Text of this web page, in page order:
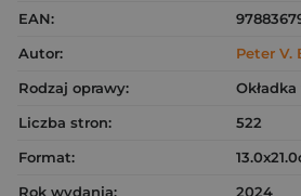
EAN:
Autor:
Peter V.
Rodzaj oprawy:
Liczba stron:
522
Format:
Rok wydania:
2024